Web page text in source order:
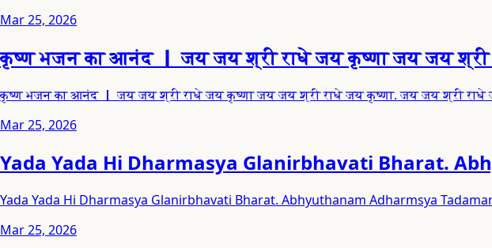
Mar 25, 2026
कृष्ण भजन का आनंद ｜ जय जय श्री राधे जय कृष्णा जय जय श्री
कृष्ण भजन का आनंद ｜ जय जय श्री राधे जय कृष्णा जय जय श्री राधे जय कृष्णा. जय जय श्री राधे
Mar 25, 2026
Yada Yada Hi Dharmasya Glanirbhavati Bharat.
Yada Yada Hi Dharmasya Glanirbhavati Bharat. Abhyuthanam Adharmsya
Mar 25, 2026